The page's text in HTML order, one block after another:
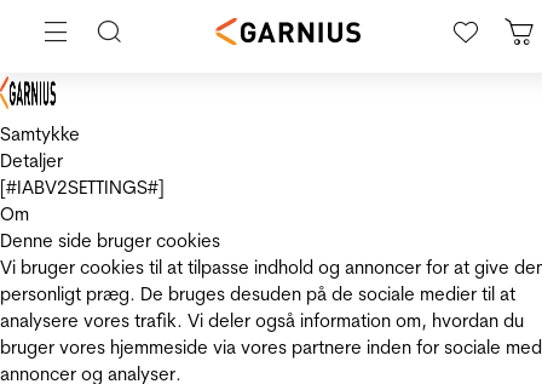
Samtykke
Detaljer
[#IABV2SETTINGS#]
Om
Denne side bruger cookies
Vi bruger cookies til at tilpasse indhold og annoncer for at give
personligt præg. De bruges desuden på de sociale medier til at
analysere vores trafik. Vi deler også information om, hvordan du
bruger vores hjemmeside via vores partnere inden for sociale
annoncer og analyser.